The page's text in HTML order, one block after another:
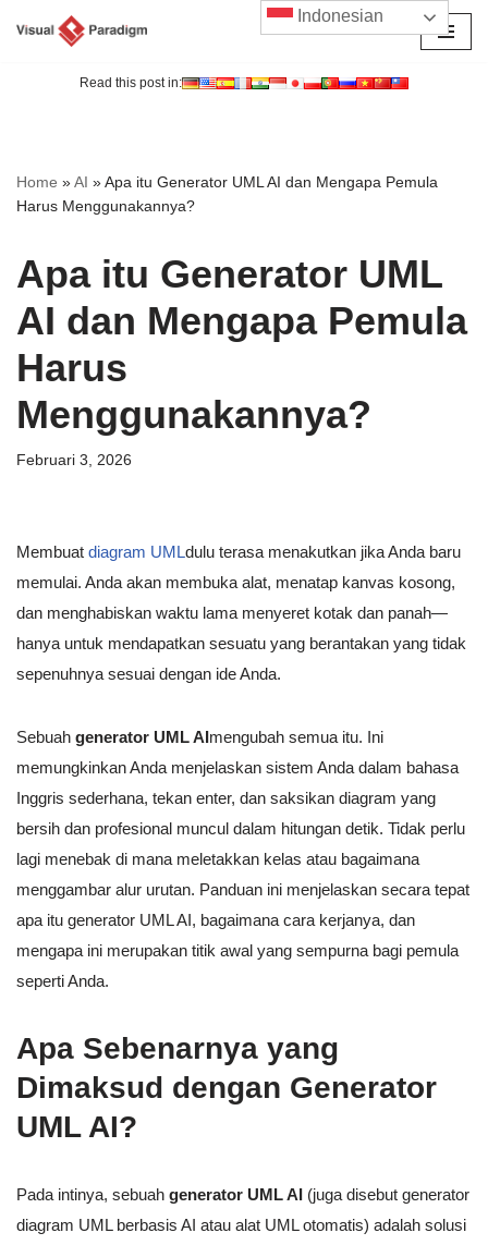
Read this post in:
Home »AI »Apa itu Generator UML AI dan Mengapa Pemula
Harus Menggunakannya?
Apa itu Generator UML
AI dan Mengapa Pemula
Harus
Menggunakannya?
Februari 3, 2026
Membuat diagram UMLdulu terasa menakutkan jika Anda baru
memulai. Anda akan membuka alat, menatap kanvas kosong,
dan menghabiskan waktu lama menyeret kotak dan panah—
hanya untuk mendapatkan sesuatu yang berantakan yang tidak
sepenuhnya sesuai dengan ide Anda.
Sebuah generator UML AImengubah semua itu. Ini
memungkinkan Anda menjelaskan sistem Anda dalam bahasa
Inggris sederhana, tekan enter, dan saksikan diagram yang
bersih dan profesional muncul dalam hitungan detik. Tidak perlu
lagi menebak di mana meletakkan kelas atau bagaimana
menggambar alur urutan. Panduan ini menjelaskan secara tepat
apa itu generator UML AI, bagaimana cara kerjanya, dan
mengapa ini merupakan titik awal yang sempurna bagi pemula
seperti Anda.
Apa Sebenarnya yang
Dimaksud dengan Generator
UML AI?
Pada intinya, sebuah generator UML AI (juga disebut generator
diagram UML berbasis AI atau alat UML otomatis) adalah solusi
Indonesian